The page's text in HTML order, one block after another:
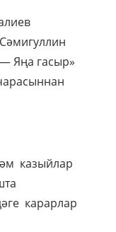
Яңа гасыр»
казыйлар
карарлар